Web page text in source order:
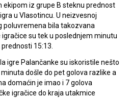
ekipom iz grupe B steknu prednost
u Vlasotincu. U neizvesnoj
poluvremena bila takozvana
su tek u poslednjem minutu
15:13.
igre Palančanke su iskoristile nešto
došle do pet golova razlike a
domaćin je imao i 7 golova
igračice do kraja utakmice